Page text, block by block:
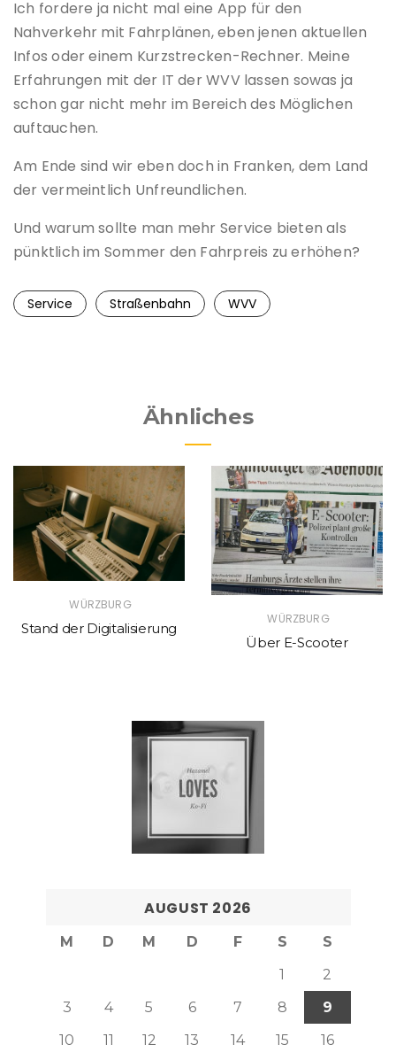
Ich fordere ja nicht mal eine App für den
Nahverkehr mit Fahrplänen, eben jenen aktuellen
Infos oder einem Kurzstrecken-Rechner. Meine
Erfahrungen mit der IT der WVV lassen sowas ja
schon gar nicht mehr im Bereich des Möglichen
auftauchen.
Am Ende sind wir eben doch in Franken, dem Land
der vermeintlich Unfreundlichen.
Und warum sollte man mehr Service bieten als
pünktlich im Sommer den Fahrpreis zu erhöhen?
Service Straßenbahn WVV
Ähnliches
WÜRZBURG
Stand der Digitalisierung
WÜRZBURG
Über E-Scooter
AUGUST 2026
M D M D F S
S
1
2
3
4 5 6 7 8
9
10
11 12 13 14 15
16